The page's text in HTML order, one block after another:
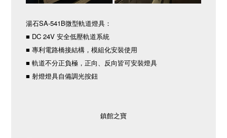
湯石SA-541B微型軌道燈具：
■ DC 24V 安全低壓軌道系統
■ 專利電路橋接結構，模組化安裝使用
■ 軌道不分正負極，正向、反向皆可安裝燈具
■ 射燈燈具自備調光按鈕
鎮館之寶